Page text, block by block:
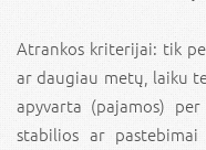
Atrankos kriterijai: tik
ar daugiau metų, laiku
apyvarta (pajamos)
stabilios ar